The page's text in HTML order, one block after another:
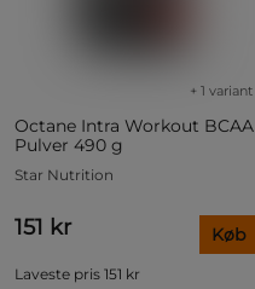
Octane Intra Workout BCAA
Pulver 490 g
+ 1 variant
Star Nutrition
151 kr
Laveste pris 151 kr
Køb